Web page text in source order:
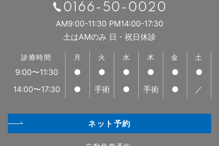
0166-50-0020
AM9:00-11:30 PM14:00-17:30
土はAMのみ 日・祝日休診
診療時間 月 火 水 木 金 土
9:00〜11:30 ● ● ● ● ●
●
14:00〜17:30
● 手術 ● 手術 ● ／
ネット予約